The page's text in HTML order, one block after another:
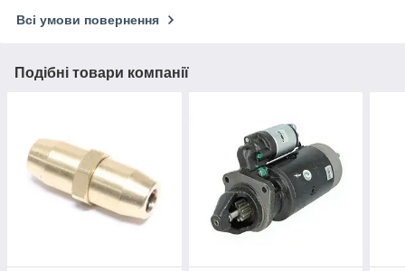
Всі умови повернення
Подібні товари компанії